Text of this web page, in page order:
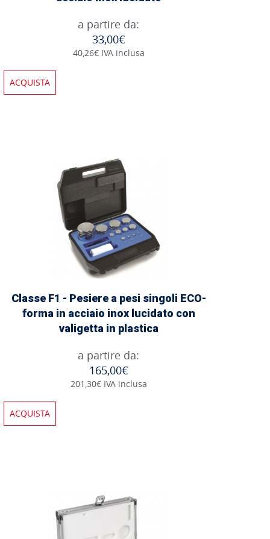
a partire da:
33,00€
40,26€ IVA inclusa
ACQUISTA
Classe F1 - Pesiere a pesi singoli ECO-
forma in acciaio inox lucidato con
valigetta in plastica
a partire da:
165,00€
201,30€ IVA inclusa
ACQUISTA